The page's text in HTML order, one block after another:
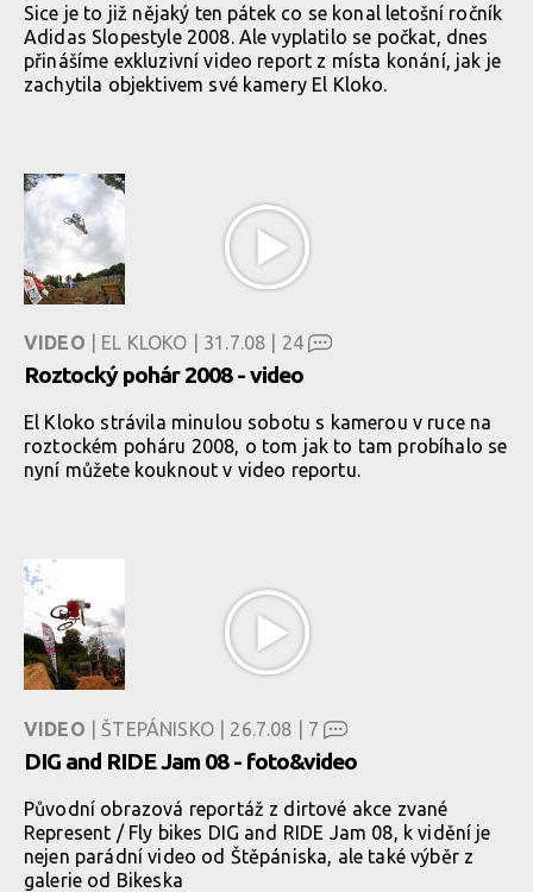
Sice je to již nějaký ten pátek co se konal letošní ročník
Adidas Slopestyle 2008. Ale vyplatilo se počkat, dnes
přinášíme exkluzivní video report z místa konání, jak je
zachytila objektivem své kamery El Kloko.
VIDEO | EL KLOKO | 31.7.08 | 24
Roztocký pohár 2008 - video
El Kloko strávila minulou sobotu s kamerou v ruce na
roztockém poháru 2008, o tom jak to tam probíhalo se
nyní můžete kouknout v video reportu.
VIDEO | ŠTEPÁNISKO | 26.7.08 | 7
DIG and RIDE Jam 08 - foto&video
Původní obrazová reportáž z dirtové akce zvané
Represent / Fly bikes DIG and RIDE Jam 08, k vidění je
nejen parádní video od Štěpániska, ale také výběr z
galerie od Bikeska